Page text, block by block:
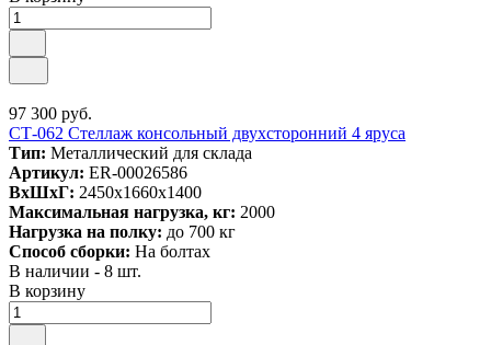
97 300 руб.
СТ-062 Стеллаж консольный двухсторонний 4 яруса
Тип: Металлический для склада
Артикул: ER-00026586
ВxШxГ: 2450x1660x1400
Максимальная нагрузка, кг: 2000
Нагрузка на полку: до 700 кг
Способ сборки: На болтах
В наличии - 8 шт.
В корзину